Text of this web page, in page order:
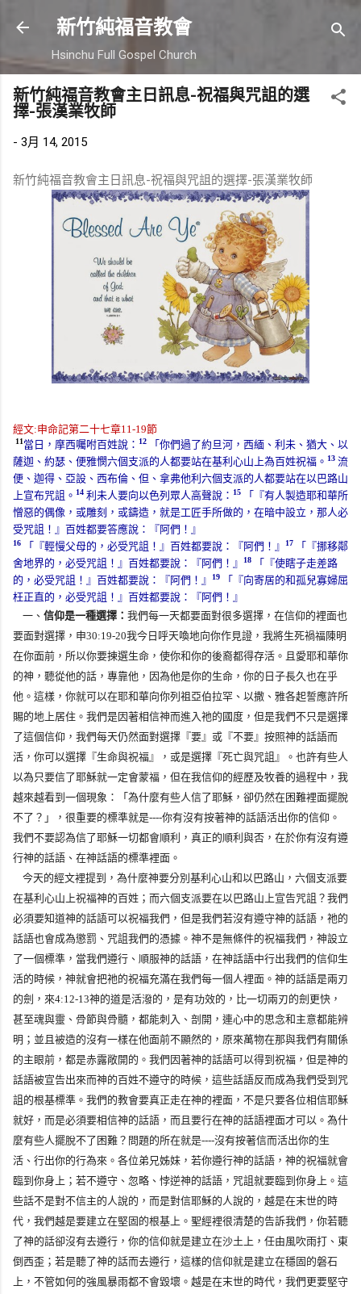
跳到主要內容
新竹純福音教會
Hsinchu Full Gospel Church
新竹純福音教會主日訊息-祝福與咒詛的選
擇-張漢業牧師
- 3月 14, 2015
新竹純福音教會主日訊息-祝福與咒詛的選擇-張漢業牧師
經文:申命記第二十七章11-19節
11當日，摩西囑咐百姓說： 12
「你們過了約旦河，西緬、利未、猶大、以
薩迦、約瑟、便雅憫六個支派的人都要站在基利心山上為百姓祝福。 13 流
便、迦得、亞設、西布倫、但、拿弗他利六個支派的人都要站在以巴路山
上宣布咒詛。 14 利未人要向以色列眾人高聲說： 15
「『有人製造耶和華所
憎惡的偶像，或雕刻，或鑄造，就是工匠手所做的，在暗中設立，那人必
受咒詛！』百姓都要答應說：『阿們！』
16 「『輕慢父母的，必受咒詛！』百姓都要說：『阿們！』 17
「『挪移鄰
舍地界的，必受咒詛！』百姓都要說：『阿們！』
18
「『使瞎子走差路
的，必受咒詛！』百姓都要說：『阿們！』
19
「『向寄居的和孤兒寡婦屈
枉正直的，必受咒詛！』百姓都要說：『阿們！』
一、 信仰是一種選擇： 我們每一天都要面對很多選擇，在信仰的裡面也
要面對選擇， 申30:19-20我今日呼天喚地向你作見證，我將生死禍福陳明
在你面前，所以你要揀選生命，使你和你的後裔都得存活。且愛耶和華你
的神，聽從他的話，專靠他，因為他是你的生命，你的日子長久也在乎
他。這樣，你就可以在耶和華向你列祖亞伯拉罕、以撒、雅各起誓應許所
賜的地上居住。 我們是因著相信神而進入祂的國度，但是我們不只是選擇
了這個信仰，我們每天仍然面對選擇『要』或『不要』按照神的話語而
活，你可以選擇『生命與祝福』，或是選擇『死亡與咒詛』。也許有些人
以為只要信了耶穌就一定會蒙福，但在我信仰的經歷及牧養的過程中，我
越來越看到一個現象：「為什麼有些人信了耶穌，卻仍然在困難裡面擺脫
不了？」，很重要的標準就是----你有沒有按著神的話語活出你的信仰。
我們不要認為信了耶穌一切都會順利，真正的順利與否，在於你有沒有遵
行神的話語、在神話語的標準裡面。
今天的經文裡提到，為什麼神要分別基利心山和以巴路山，六個支派要
在基利心山上祝福神的百姓；而六個支派要在以巴路山上宣告咒詛？我們
必須要知道神的話語可以祝福我們，但是我們若沒有遵守神的話語，祂的
話語也會成為懲罰、咒詛我們的憑據。神不是無條件的祝福我們，神設立
了一個標準，當我們遵行、順服神的話語，在神話語中行出我們的信仰生
活的時候，神就會把祂的祝福充滿在我們每一個人裡面。神的話語是兩刃
的劍， 來4:12-13神的道是活潑的，是有功效的，比一切兩刃的劍更快，
甚至魂與靈、骨節與骨髓，都能刺入、剖開，連心中的思念和主意都能辨
明；並且被造的沒有一樣在他面前不顯然的，原來萬物在那與我們有關係
的主眼前，都是赤露敞開的。 我們因著神的話語可以得到祝福，但是神的
話語被宣告出來而神的百姓不遵守的時候，這些話語反而成為我們受到咒
詛的根基標準。我們的教會要真正走在神的裡面，不是只要各位相信耶穌
就好，而是必須要相信神的話語，而且要行在神的話語裡面才可以。為什
麼有些人擺脫不了困難？問題的所在就是----沒有按著信而活出你的生
活、行出你的行為來。各位弟兄姊妹，若你遵行神的話語，神的祝福就會
臨到你身上；若不遵守、忽略、悖逆神的話語，咒詛就要臨到你身上。這
些話不是對不信主的人說的，而是對信耶穌的人說的，越是在末世的時
代，我們越是要建立在堅固的根基上。聖經裡很清楚的告訴我們，你若聽
了神的話卻沒有去遵行，你的信仰就是建立在沙土上，任由風吹雨打、東
倒西歪；若是聽了神的話而去遵行，這樣的信仰就是建立在穩固的磐石
上，不管如何的強風暴雨都不會毀壞。越是在末世的時代，我們更要堅守